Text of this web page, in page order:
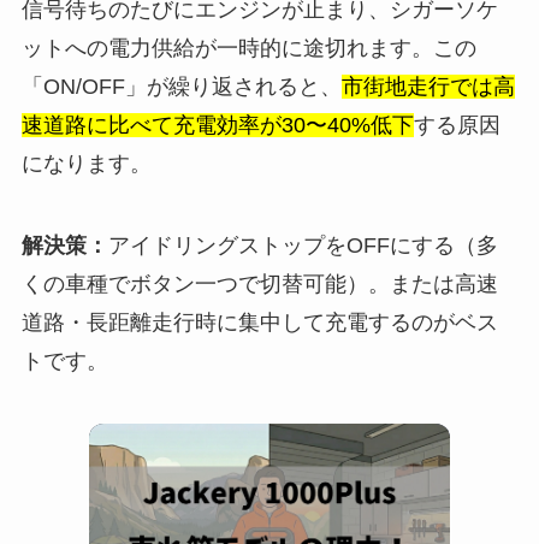
信号待ちのたびにエンジンが止まり、シガーソケ
ットへの電力供給が一時的に途切れます。この
「ON/OFF」が繰り返されると、 市街地走行では高
速道路に比べて充電効率が30〜40%低下する原因
になります。
解決策： アイドリングストップをOFFにする（多
くの車種でボタン一つで切替可能）。または高速
道路・長距離走行時に集中して充電するのがベス
トです。